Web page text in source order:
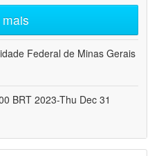
Federal de Minas Gerais
BRT 2023-Thu Dec 31